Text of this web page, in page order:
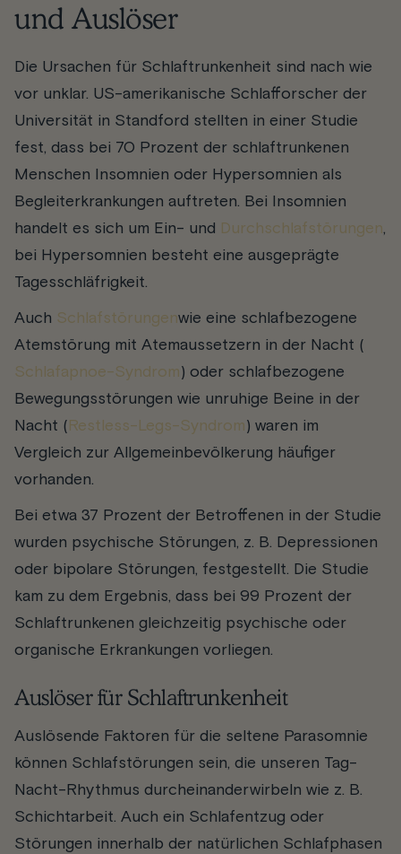
und Auslöser
Die Ursachen für Schlaftrunkenheit sind nach wie
vor unklar. US-amerikanische Schlafforscher der
Universität in Standford stellten in einer Studie
fest, dass bei 70 Prozent der schlaftrunkenen
Menschen Insomnien oder Hypersomnien als
Begleiterkrankungen auftreten. Bei Insomnien
handelt es sich um Ein- und Durchschlafstörungen,
bei Hypersomnien besteht eine ausgeprägte
Tagesschläfrigkeit.
Auch Schlafstörungenwie eine schlafbezogene
Atemstörung mit Atemaussetzern in der Nacht (
Schlafapnoe-Syndrom) oder schlafbezogene
Bewegungsstörungen wie unruhige Beine in der
Nacht ( Restless-Legs-Syndrom) waren im
Vergleich zur Allgemeinbevölkerung häufiger
vorhanden.
Bei etwa 37 Prozent der Betroffenen in der Studie
wurden psychische Störungen, z. B. Depressionen
oder bipolare Störungen, festgestellt. Die Studie
kam zu dem Ergebnis, dass bei 99 Prozent der
Schlaftrunkenen gleichzeitig psychische oder
organische Erkrankungen vorliegen.
Auslöser für Schlaftrunkenheit
Auslösende Faktoren für die seltene Parasomnie
können Schlafstörungen sein, die unseren Tag-
Nacht-Rhythmus durcheinanderwirbeln wie z. B.
Schichtarbeit. Auch ein Schlafentzug oder
Störungen innerhalb der natürlichen Schlafphasen